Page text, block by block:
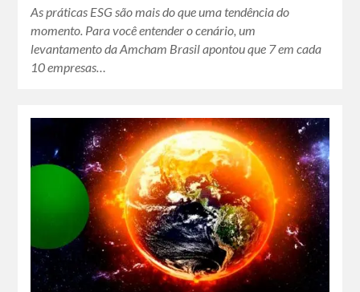
As práticas ESG são mais do que uma tendência do
momento. Para você entender o cenário, um
levantamento da Amcham Brasil apontou que 7 em cada
10 empresas…